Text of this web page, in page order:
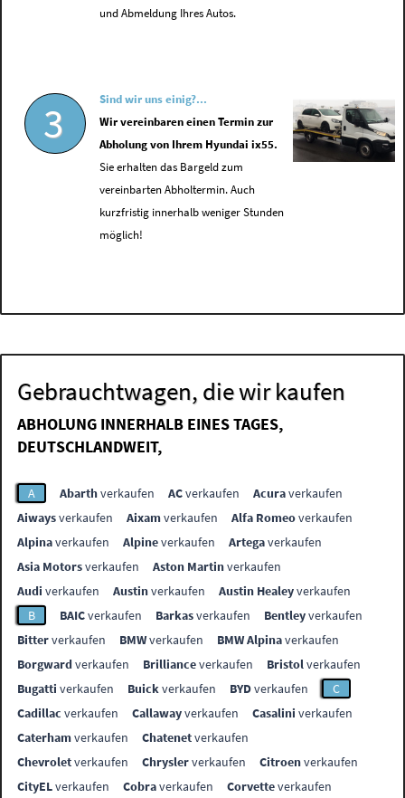
und Abmeldung Ihres Autos.
3
Sind wir uns einig?...
Wir vereinbaren einen Termin zur
Abholung von Ihrem Hyundai ix55.
Sie erhalten das Bargeld zum
vereinbarten Abholtermin. Auch
kurzfristig innerhalb weniger Stunden
möglich!
Gebrauchtwagen, die wir kaufen
ABHOLUNG INNERHALB EINES TAGES,
DEUTSCHLANDWEIT,
A Abarthverkaufen ACverkaufen Acuraverkaufen
Aiwaysverkaufen Aixamverkaufen Alfa Romeoverkaufen
Alpinaverkaufen Alpineverkaufen Artegaverkaufen
Asia Motorsverkaufen Aston Martinverkaufen
Audi verkaufen Austinverkaufen Austin Healeyverkaufen
B
BAICverkaufen Barkasverkaufen Bentleyverkaufen
Bitterverkaufen BMWverkaufen BMW Alpinaverkaufen
Borgwardverkaufen Brillianceverkaufen Bristolverkaufen
Bugatti verkaufen Buickverkaufen BYDverkaufen
C
Cadillac verkaufen Callawayverkaufen Casalini verkaufen
Caterhamverkaufen Chatenetverkaufen
Chevroletverkaufen Chryslerverkaufen Citroenverkaufen
CityELverkaufen Cobraverkaufen Corvetteverkaufen